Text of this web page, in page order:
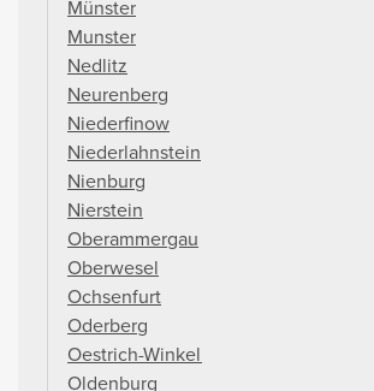
Münster
Munster
Nedlitz
Neurenberg
Niederfinow
Niederlahnstein
Nienburg
Nierstein
Oberammergau
Oberwesel
Ochsenfurt
Oderberg
Oestrich-Winkel
Oldenburg